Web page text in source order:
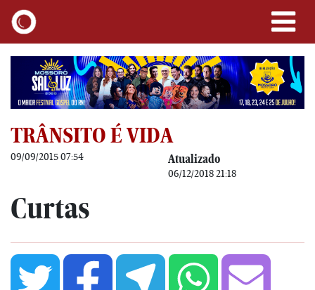
TRÂNSITO É VIDA
09/09/2015 07:54 Atualizado
06/12/2018 21:18
Curtas